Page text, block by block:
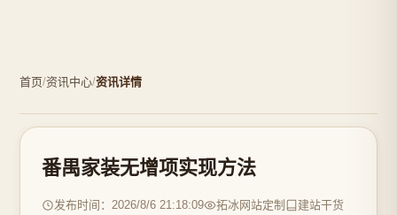
首页/资讯中心/资讯详情
番禺家装无增项实现方法
发布时间：2026/8/6 21:18:09 拓冰网站定制 建站干货